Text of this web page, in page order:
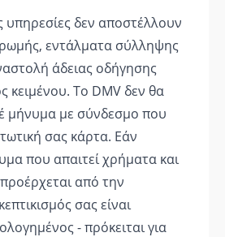
υπηρεσίες δεν αποστέλλουν
εντάλματα σύλληψης
άδειας οδήγησης
κειμένου. Το DMV δεν θα
μήνυμα με σύνδεσμο που
σας κάρτα. Εάν
που απαιτεί χρήματα και
προέρχεται από την
σας είναι
- πρόκειται για